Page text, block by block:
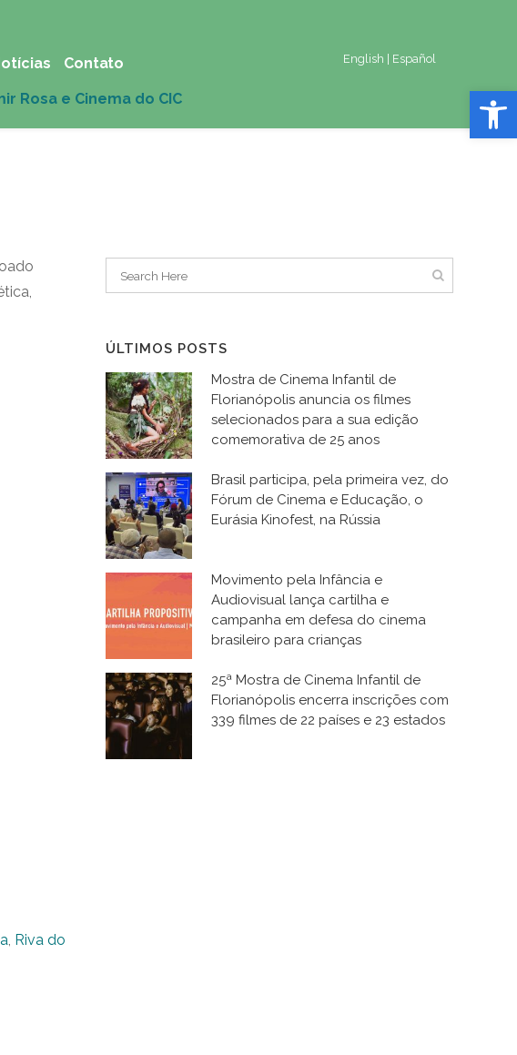
Abrir
English Español
Contato
, Riva do
ÚLTIMOS POSTS
Mostra de Cinema Infantil de
Florianópolis anuncia os filmes
selecionados para a sua edição
comemorativa de 25 anos
Brasil participa, pela primeira vez, do
Fórum de Cinema e Educação, o
Eurásia Kinofest, na Rússia
Movimento pela Infância e
Audiovisual lança cartilha e
campanha em defesa do cinema
brasileiro para crianças
25ª Mostra de Cinema Infantil de
Florianópolis encerra inscrições com
339 filmes de 22 países e 23 estados